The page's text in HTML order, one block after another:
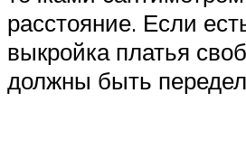
расстояние. Если
выкройка платья
должны быть